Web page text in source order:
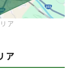
ア
ア